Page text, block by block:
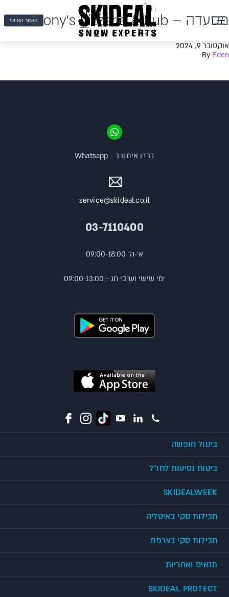
האזור האישי מסעדה – Anthony's Pizzeria & Pub
אוקטובר 9, 2024
By Eden
service@skideal.co.il
03-7110400
א'-ה' 09:00-18:00
ימי שישי וערבי חג - 09:00-13:00
דברו איתנו ב - Whatsapp
ביטול חופשה
ביטוח נסיעות לחו"ל
SKIDEALWEEK
חבילות סקי באיטליה
חבילות סקי בצרפת
תנאים ואחריות
SKIDEAL PROTECT